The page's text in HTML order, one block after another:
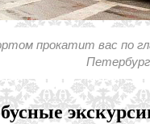
прокатит вас по